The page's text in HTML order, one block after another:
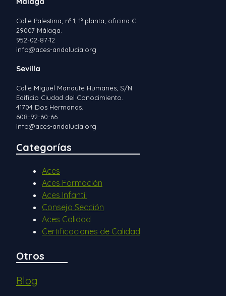
Calle Palestina, nº 1, 1ª planta, oficina C.
29007 Málaga.
952-02-87-12
info@aces-andalucia.org
Sevilla
Calle Miguel Manaute Humanes, S/N.
Edificio Ciudad del Conocimiento.
41704 Dos Hermanas.
608-92-60-66
info@aces-andalucia.org
Categorías
Aces
Aces Formación
Aces Infantil
Consejo Sección
Aces Calidad
Certificaciones de Calidad
Otros
Blog